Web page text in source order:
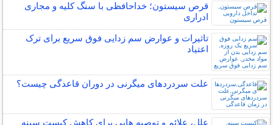
قرص سیستون؛ خداحافظی با سنگ کلیه و مجاری
ادراری
تاثیرات و عوارض سم زدایی فوق سریع برای ترک
اعتیاد
علت سردردهای میگرنی در دوران قاعدگی چیست؟
علل، علائم و توصیه هایی برای کاهش کیست سینه